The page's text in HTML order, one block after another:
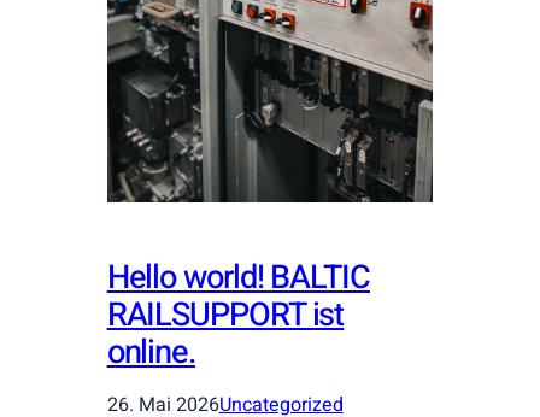
Hello world! BALTIC
RAILSUPPORT ist
online.
26. Mai 2026Uncategorized